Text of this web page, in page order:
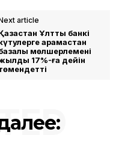
article
Ұлттық банкі
қарамастан
мөлшерлемені
17%-ға дейін